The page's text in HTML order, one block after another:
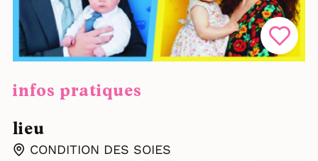
infos pratiques
lieu
CONDITION DES SOIES